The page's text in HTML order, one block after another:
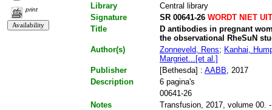
print
Library
Central library
Signature
SR 00641-26WORDT NIET
Title
D antibodies in pregnant
the observational RheSuN
Author(s)
Zonneveld, Rens; Kanhai,
Margriet...[et al.]
Publisher
[Bethesda] : AABB , 2017
Description
6 pagina's
00641-26
Notes
Transfusion, 2017, volume 00.